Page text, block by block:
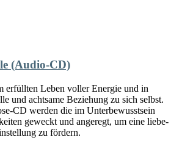
(Audio-CD)
erfüllten Leben voller Energie und in
und achtsame Beziehung zu sich selbst.
CD werden die im Unterbewusstsein
geweckt und angeregt, um eine liebe-
zu fördern.